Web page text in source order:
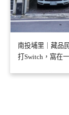
南投埔里｜藏品
打Switch，窩在